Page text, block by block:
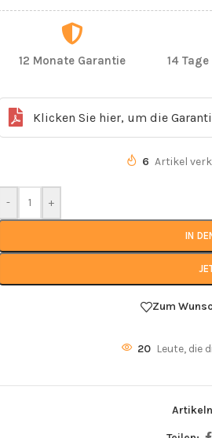
12 Monate Garantie 14
Klicken Sie hier, um die
6 Artikel
- +
IN
Zum
20 Leute, die